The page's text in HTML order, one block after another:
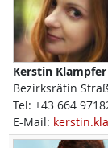
Kerstin Klampfer
Bezirksrätin
Tel: +43 664
E-Mail: